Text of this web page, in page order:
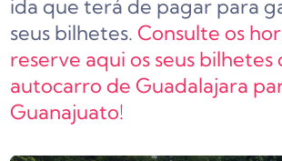
ida que terá de pagar para
seus bilhetes. Consulte os
reserve aqui os seus bilhetes
autocarro de Guadalajara
Guanajuato!